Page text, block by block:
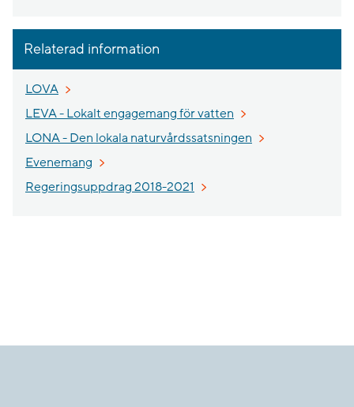
Relaterad information
LOVA
LEVA - Lokalt engagemang för vatten
LONA - Den lokala naturvårdssatsningen
Evenemang
Regeringsuppdrag 2018-2021